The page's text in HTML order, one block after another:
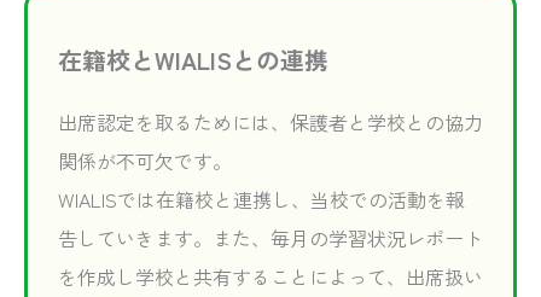
在籍校とWIALISとの連携
出席認定を取るためには、保護者と学校との協力
関係が不可欠です。
WIALISでは在籍校と連携し、当校での活動を報
告していきます。また、毎月の学習状況レポート
を作成し学校と共有することによって、出席扱い